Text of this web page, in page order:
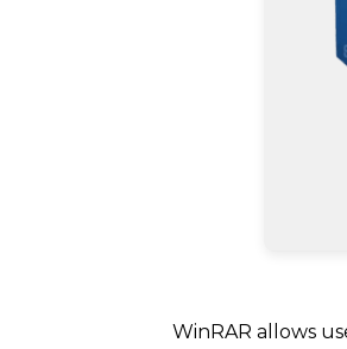
WinRAR allows